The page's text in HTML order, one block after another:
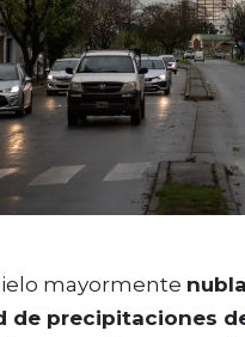
mayormente
de precipitaciones